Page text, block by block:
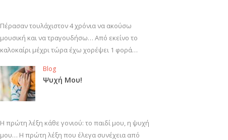
Πέρασαν τουλάχιστον 4 χρόνια να ακούσω
μουσική και να τραγουδήσω… Από εκείνο το
καλοκαίρι μέχρι τώρα έχω χορέψει 1 φορά…
Blog
Ψυχή Μου!
Η πρώτη λέξη κάθε γονιού: το παιδί μου, η ψυχή
μου… Η πρώτη λέξη που έλεγα συνέχεια από